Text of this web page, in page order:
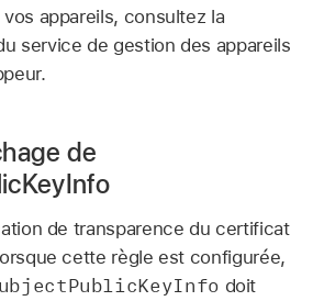
appareils, consultez la
service de gestion des appareils
de
de transparence du certificat
cette règle est configurée,
doit